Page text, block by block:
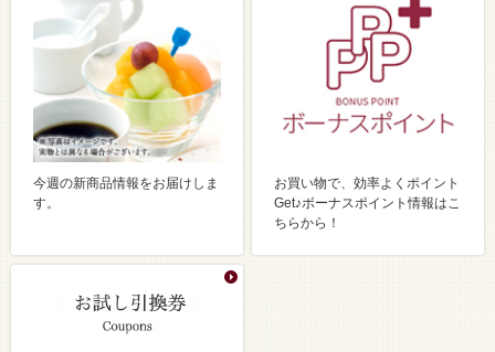
今週の新商品情報をお届けしま
す。
お買い物で、効率よくポイント
Get♪ボーナスポイント情報はこ
ちらから！